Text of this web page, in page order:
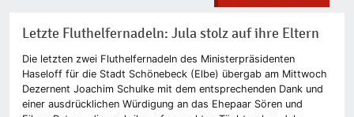
Letzte Fluthelfernadeln: Jula stolz auf ihre Eltern
Die letzten zwei Fluthelfernadeln des Ministerpräsidenten
Haseloff für die Stadt Schönebeck (Elbe) übergab am Mittwoch
Dezernent Joachim Schulke mit dem entsprechenden Dank und
einer ausdrücklichen Würdigung an das Ehepaar Sören und